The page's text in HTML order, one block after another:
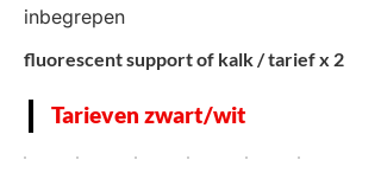
inbegrepen
fluorescent support of kalk / tarief x 2
Tarieven zwart/wit